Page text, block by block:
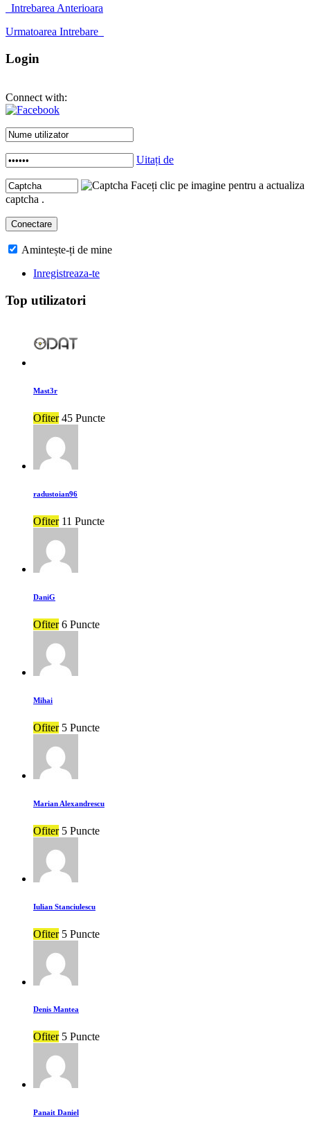
Intrebarea Anterioara
Urmatoarea Intrebare
Login
Connect with:
Uitați de
Faceți clic pe imagine pentru a actualiza
captcha .
Amintește-ți de mine
Inregistreaza-te
Top utilizatori
Mast3r
Ofiter 45 Puncte
radustoian96
Ofiter 11 Puncte
DaniG
Ofiter 6 Puncte
Mihai
Ofiter 5 Puncte
Marian Alexandrescu
Ofiter 5 Puncte
Iulian Stanciulescu
Ofiter 5 Puncte
Denis Mantea
Ofiter 5 Puncte
Panait Daniel